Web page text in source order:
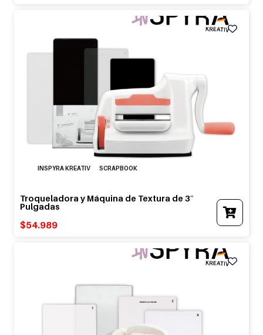
variants.
The
page
INSPYRA KREATIV SCRAPBOOK
Troqueladora y Máquina de Textura de 3″
Pulgadas
$54.989